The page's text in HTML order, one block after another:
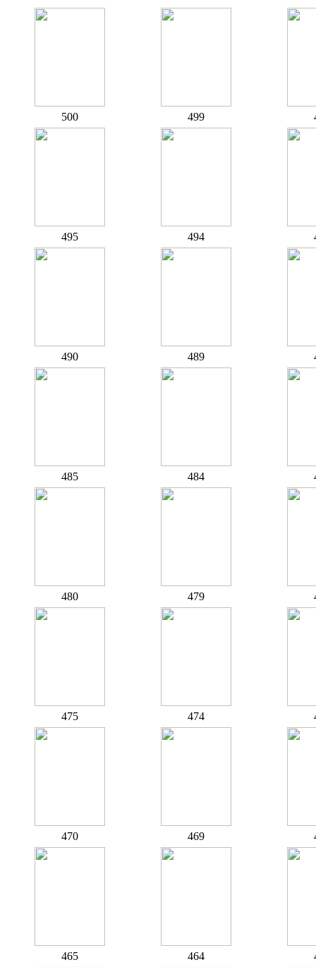
500 499
495 494
490 489
485 484
480 479
475 474
470 469
465 464